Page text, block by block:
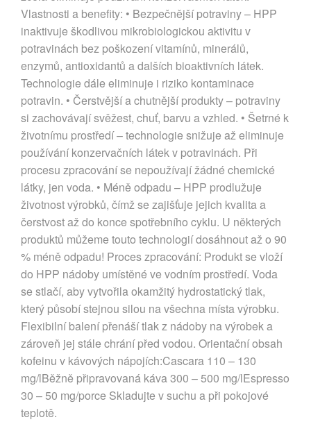
Vlastnosti a benefity: • Bezpečnější potraviny – HPP
inaktivuje škodlivou mikrobiologickou aktivitu v
potravinách bez poškození vitamínů, minerálů,
enzymů, antioxidantů a dalších bioaktivních látek.
Technologie dále eliminuje i riziko kontaminace
potravin. • Čerstvější a chutnější produkty – potraviny
si zachovávají svěžest, chuť, barvu a vzhled. • Šetrné k
životnímu prostředí – technologie snižuje až eliminuje
používání konzervačních látek v potravinách. Při
procesu zpracování se nepoužívají žádné chemické
látky, jen voda. • Méně odpadu – HPP prodlužuje
životnost výrobků, čímž se zajišťuje jejich kvalita a
čerstvost až do konce spotřebního cyklu. U některých
produktů můžeme touto technologií dosáhnout až o 90
% méně odpadu! Proces zpracování: Produkt se vloží
do HPP nádoby umístěné ve vodním prostředí. Voda
se stlačí, aby vytvořila okamžitý hydrostatický tlak,
který působí stejnou silou na všechna místa výrobku.
Flexibilní balení přenáší tlak z nádoby na výrobek a
zároveň jej stále chrání před vodou. Orientační obsah
kofeinu v kávových nápojích:Cascara 110 – 130
mg/lBěžně připravovaná káva 300 – 500 mg/lEspresso
30 – 50 mg/porce Skladujte v suchu a při pokojové
teplotě.